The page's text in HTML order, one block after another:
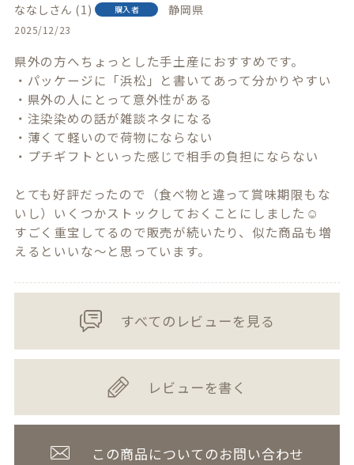
ななし 1 購入者 静岡県
2025/12/23
県外の方へちょっとした手土産におすすめです。
・パッケージに「浜松」と書いてあって分かりやすい
・県外の人にとって意外性がある
・注染染めの話が雑談ネタになる
・薄くて軽いので荷物にならない
・プチギフトといった感じで相手の負担にならない
とても好評だったので（食べ物と違って賞味期限もな
いし）いくつかストックしておくことにしました☺️
すごく重宝してるので販売が続いたり、似た商品も増
えるといいな〜と思っています。
すべてのレビューを見る
レビューを書く
この商品についてのお問い合わせ